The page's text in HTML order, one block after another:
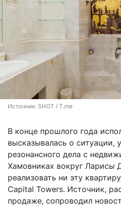
Источник: SHOT / T.me
В конце прошлого года
высказывалась о ситуации,
резонансного дела с
Хамовниках вокруг Ларисы
реализовать ни эту
Capital Towers. Источник,
продаже, сопроводил